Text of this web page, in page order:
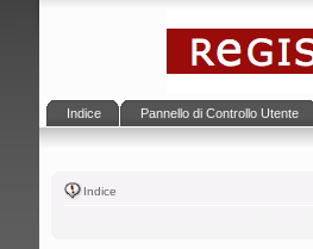
Indice Pannello di Controllo Utente
Indice